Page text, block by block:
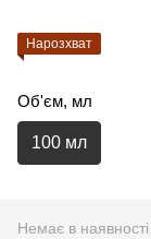
Нарозхват
Об'єм, мл
100 мл
Немає в наявності